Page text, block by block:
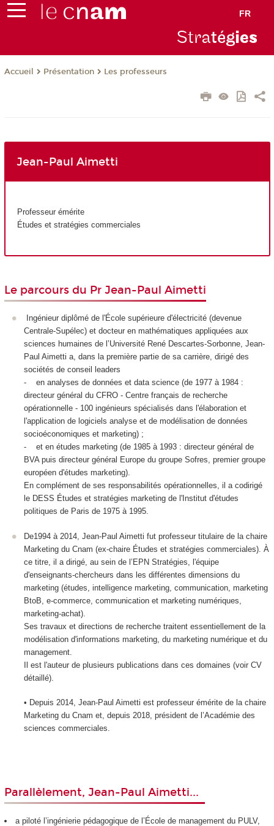
FR
Stratégies
Accueil Présentation Les professeurs
Jean-Paul Aimetti
Professeur émérite
Études et stratégies commerciales
Le parcours du Pr Jean-Paul Aimetti
Ingénieur diplômé de l'École supérieure d'électricité (devenue
Centrale-Supélec) et docteur en mathématiques appliquées aux
sciences humaines de l’Université René Descartes-Sorbonne, Jean-
Paul Aimetti a, dans la première partie de sa carrière, dirigé des
sociétés de conseil leaders
- en analyses de données et data science (de 1977 à 1984 :
directeur général du CFRO - Centre français de recherche
opérationnelle - 100 ingénieurs spécialisés dans l'élaboration et
l'application de logiciels analyse et de modélisation de données
socioéconomiques et marketing) ;
- et en études marketing (de 1985 à 1993 : directeur général de
BVA puis directeur général Europe du groupe Sofres, premier groupe
européen d'études marketing).
En complément de ses responsabilités opérationnelles, il a codirigé
le DESS Études et stratégies marketing de l'Institut d'études
politiques de Paris de 1975 à 1995.
De1994 à 2014, Jean-Paul Aimetti fut professeur titulaire de la chaire
Marketing du Cnam (ex-chaire Études et stratégies commerciales). À
ce titre, il a dirigé, au sein de l’EPN Stratégies, l'équipe
d'enseignants-chercheurs dans les différentes dimensions du
marketing (études, intelligence marketing, communication, marketing
BtoB, e-commerce, communication et marketing numériques,
marketing-achat).
Ses travaux et directions de recherche traitent essentiellement de la
modélisation d'informations marketing, du marketing numérique et du
management.
Il est l'auteur de plusieurs publications dans ces domaines (voir CV
détaillé).
• Depuis 2014, Jean-Paul Aimetti est professeur émérite de la chaire
Marketing du Cnam et, depuis 2018, président de l’Académie des
sciences commerciales.
Parallèlement, Jean-Paul Aimetti...
a piloté l’ingénierie pédagogique de l’École de management du PULV,